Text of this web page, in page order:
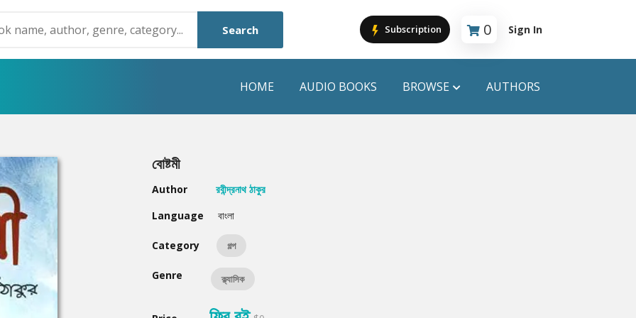
Search Subscription 0
Cart is empty
Sign In
HOME AUDIO BOOKS BROWSE
Humayun Ahmed
Mouri Morium
Hot & New
AUTHORS
বোষ্টমী
Author
রবীন্দ্রনাথ ঠাকুর
Language
বাংলা
Category গল্প
Genre ক্ল্যাসিক